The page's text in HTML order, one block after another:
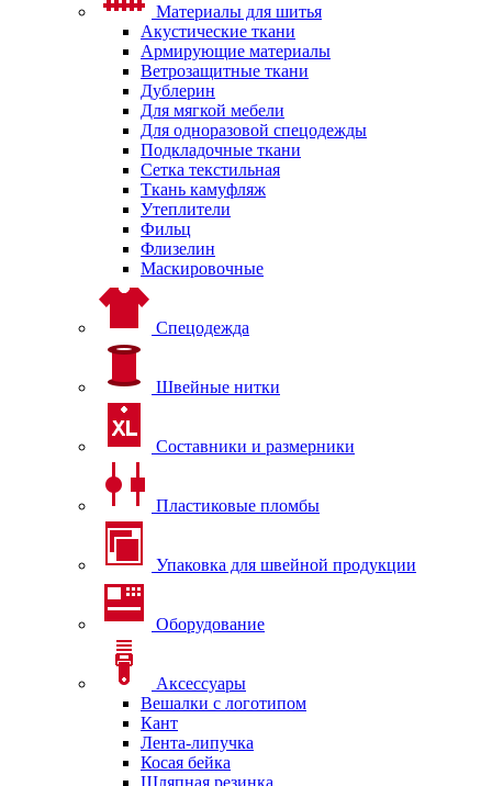
Материалы для шитья
Акустические ткани
Армирующие материалы
Ветрозащитные ткани
Дублерин
Для мягкой мебели
Для одноразовой спецодежды
Подкладочные ткани
Сетка текстильная
Ткань камуфляж
Утеплители
Фильц
Флизелин
Маскировочные
Спецодежда
Швейные нитки
Составники и размерники
Пластиковые пломбы
Упаковка для швейной продукции
Оборудование
Аксессуары
Вешалки с логотипом
Кант
Лента-липучка
Косая бейка
Шляпная резинка